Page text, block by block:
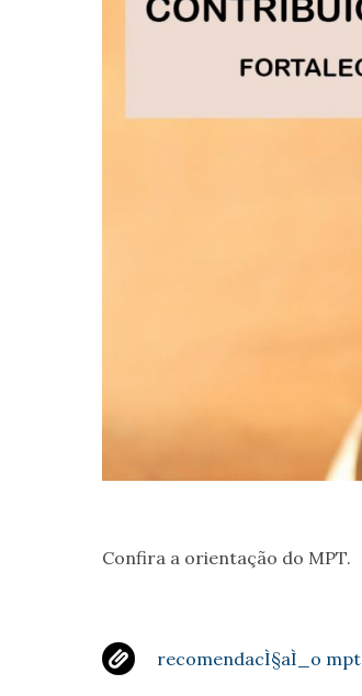
Confira a orientação do MPT.
recomendacÌ§aÌ_o mpt